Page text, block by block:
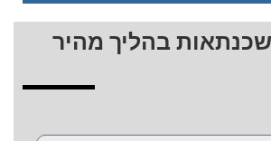
בהליך מהיר